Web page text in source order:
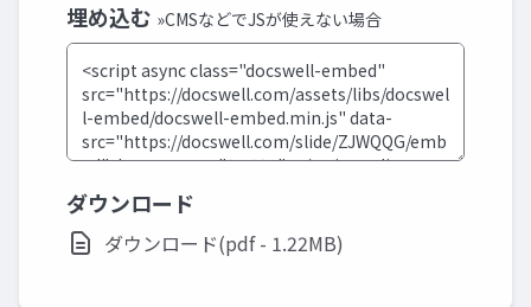
埋め込む »CMSなどでJSが使えない場合
ダウンロード
ダウンロード(pdf - 1.22MB)